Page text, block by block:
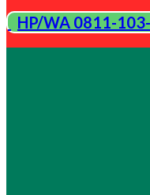
HP/WA 0811-